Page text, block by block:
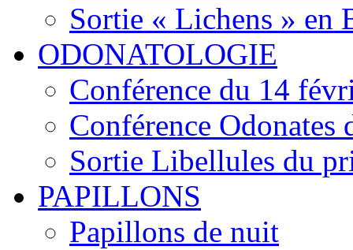
Sortie « Lichens » en
ODONATOLOGIE
Conférence du 14
Conférence
Sortie Libellules du
PAPILLONS
Papillons de nuit